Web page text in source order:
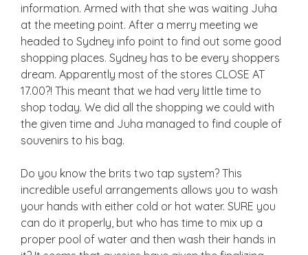
information. Armed with that she was waiting Juha
at the meeting point. After a merry meeting we
headed to Sydney info point to find out some good
shopping places. Sydney has to be every shoppers
dream. Apparently most of the stores CLOSE AT
17.00?! This meant that we had very little time to
shop today. We did all the shopping we could with
the given time and Juha managed to find couple of
souvenirs to his bag.
Do you know the brits two tap system? This
incredible useful arrangements allows you to wash
your hands with either cold or hot water. SURE you
can do it properly, but who has time to mix up a
proper pool of water and then wash their hands in